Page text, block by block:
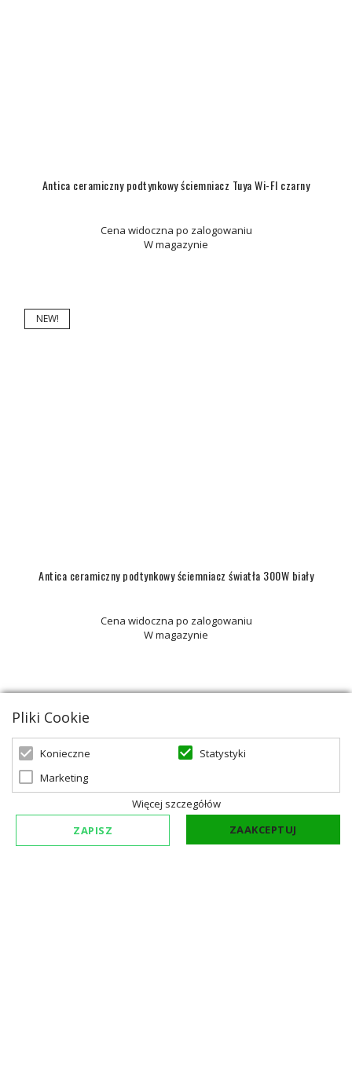
Antica ceramiczny podtynkowy ściemniacz Tuya Wi-FI czarny
Cena widoczna po zalogowaniu
W magazynie
NEW!
Antica ceramiczny podtynkowy ściemniacz światła 300W biały
Cena widoczna po zalogowaniu
W magazynie
Pliki Cookie
Konieczne
Statystyki
Marketing
Więcej szczegółów
ZAPISZ
ZAAKCEPTUJ